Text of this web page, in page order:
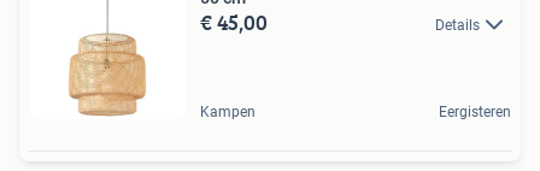
€ 45,00 Details
Kampen Eergisteren